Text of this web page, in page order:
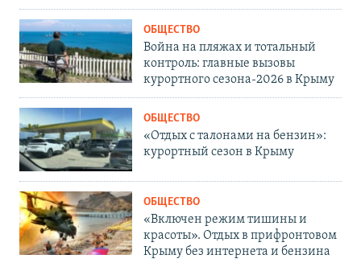
ОБЩЕСТВО
Война на пляжах и тотальный
контроль: главные вызовы
курортного сезона-2026 в Крыму
ОБЩЕСТВО
«Отдых с талонами на бензин»:
курортный сезон в Крыму
ОБЩЕСТВО
«Включен режим тишины и
красоты». Отдых в прифронтовом
Крыму без интернета и бензина